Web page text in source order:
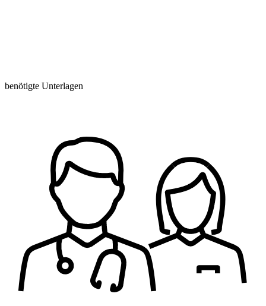
benötigte Unterlagen